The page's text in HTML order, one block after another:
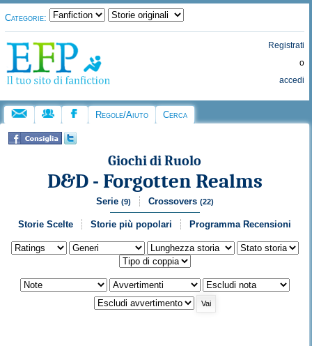
Categorie:
Registrati
o
accedi
Regole/Aiuto Cerca
Giochi di Ruolo
D&D - Forgotten Realms
Serie (9) Crossovers (22)
Storie Scelte Storie più popolari Programma Recensioni